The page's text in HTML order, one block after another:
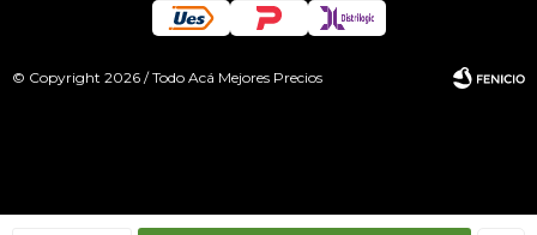
© Copyright 2026 / Todo Acá Mejores Precios